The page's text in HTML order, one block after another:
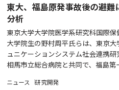
東大、福島原発事故後の避
分析
東京大学大学院医学系研究科国際保
大学院生の野村周平氏らは、東京
ュニケーションシステム社会連携
相馬市立総合病院と共同で、福島第
ニュース 研究開発